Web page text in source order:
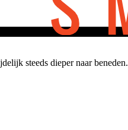
steeds dieper naar beneden.